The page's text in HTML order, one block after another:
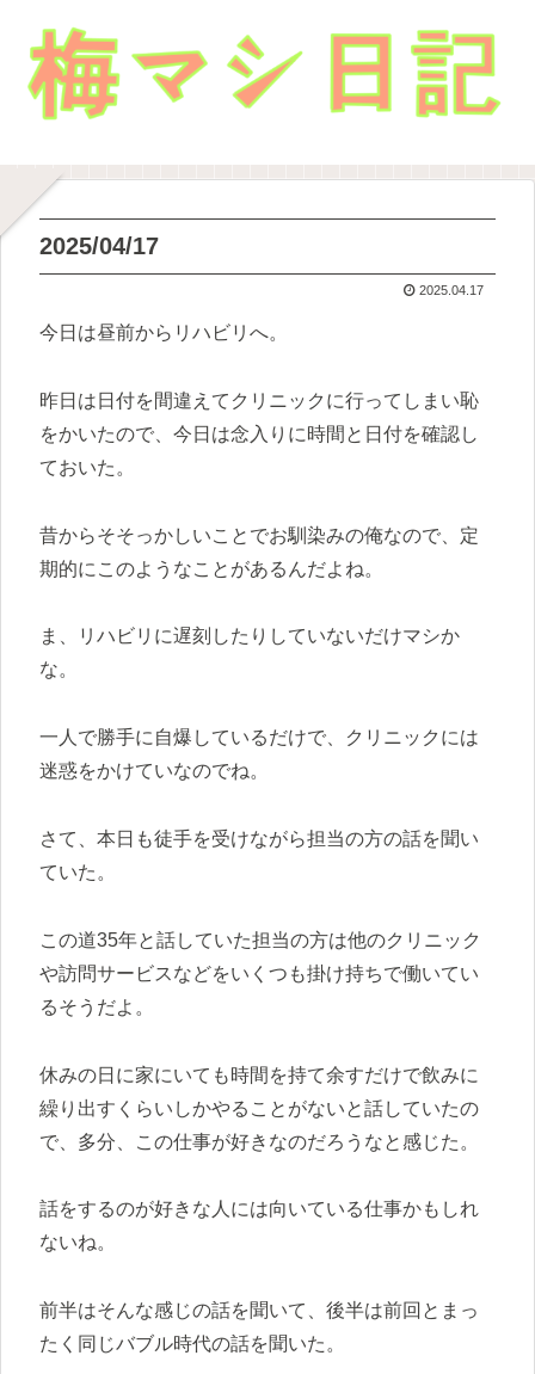
2025/04/17
2025.04.17
今日は昼前からリハビリへ。
昨日は日付を間違えてクリニックに行ってしまい恥
をかいたので、今日は念入りに時間と日付を確認し
ておいた。
昔からそそっかしいことでお馴染みの俺なので、定
期的にこのようなことがあるんだよね。
ま、リハビリに遅刻したりしていないだけマシか
な。
一人で勝手に自爆しているだけで、クリニックには
迷惑をかけていなのでね。
さて、本日も徒手を受けながら担当の方の話を聞い
ていた。
この道35年と話していた担当の方は他のクリニック
や訪問サービスなどをいくつも掛け持ちで働いてい
るそうだよ。
休みの日に家にいても時間を持て余すだけで飲みに
繰り出すくらいしかやることがないと話していたの
で、多分、この仕事が好きなのだろうなと感じた。
話をするのが好きな人には向いている仕事かもしれ
ないね。
前半はそんな感じの話を聞いて、後半は前回とまっ
たく同じバブル時代の話を聞いた。